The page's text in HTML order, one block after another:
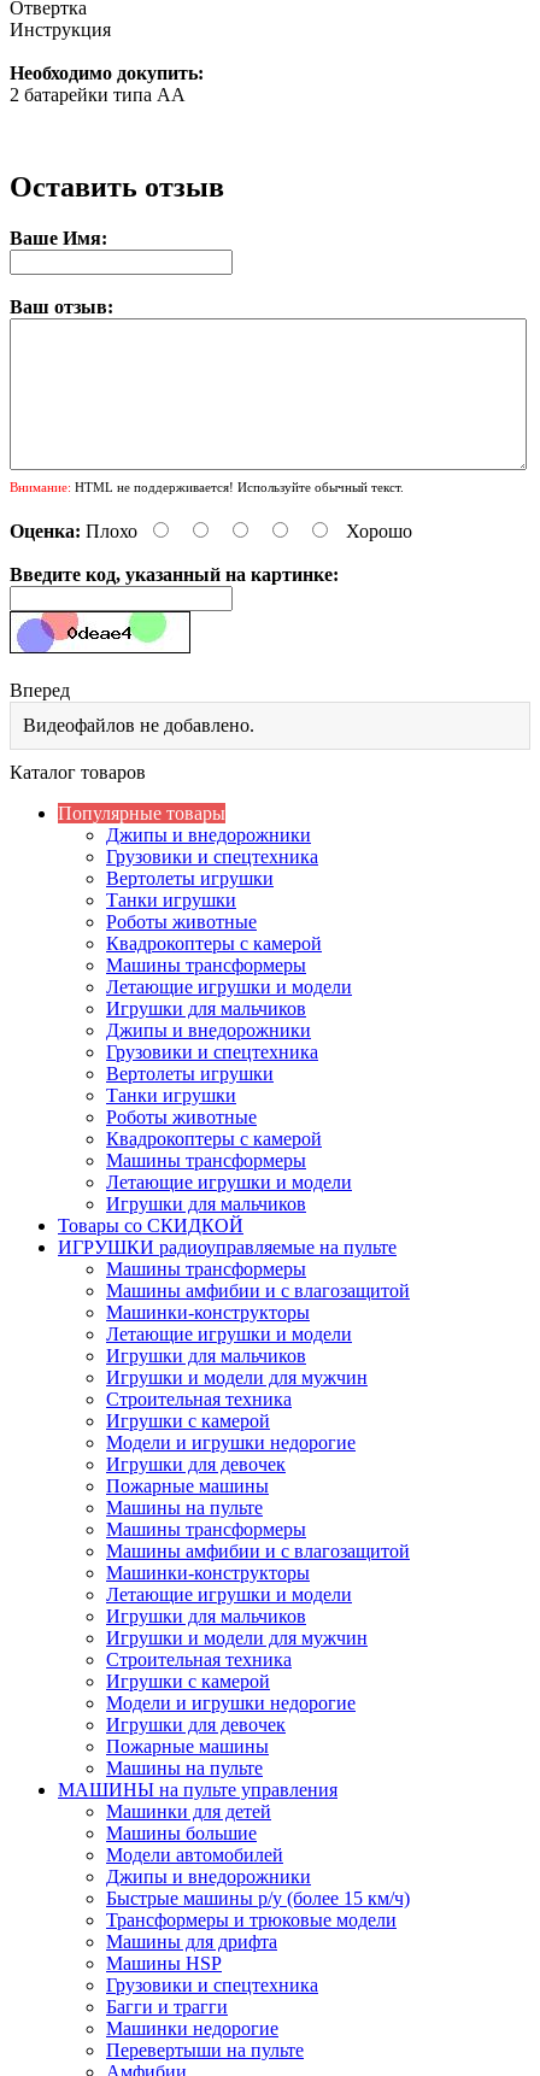
Отвертка
Инструкция
Необходимо докупить:
2 батарейки типа АА
Оставить отзыв
Ваше Имя:
Ваш отзыв:
Внимание: HTML не поддерживается! Используйте обычный текст.
Оценка: Плохо Хорошо
Введите код, указанный на картинке:
Вперед
Видеофайлов не добавлено.
Каталог товаров
Популярные товары
Джипы и внедорожники
Грузовики и спецтехника
Вертолеты игрушки
Танки игрушки
Роботы животные
Квадрокоптеры с камерой
Машины трансформеры
Летающие игрушки и модели
Игрушки для мальчиков
Джипы и внедорожники
Грузовики и спецтехника
Вертолеты игрушки
Танки игрушки
Роботы животные
Квадрокоптеры с камерой
Машины трансформеры
Летающие игрушки и модели
Игрушки для мальчиков
Товары со СКИДКОЙ
ИГРУШКИ радиоуправляемые на пульте
Машины трансформеры
Машины амфибии и с влагозащитой
Машинки-конструкторы
Летающие игрушки и модели
Игрушки для мальчиков
Игрушки и модели для мужчин
Строительная техника
Игрушки с камерой
Модели и игрушки недорогие
Игрушки для девочек
Пожарные машины
Машины на пульте
Машины трансформеры
Машины амфибии и с влагозащитой
Машинки-конструкторы
Летающие игрушки и модели
Игрушки для мальчиков
Игрушки и модели для мужчин
Строительная техника
Игрушки с камерой
Модели и игрушки недорогие
Игрушки для девочек
Пожарные машины
Машины на пульте
МАШИНЫ на пульте управления
Машинки для детей
Машины большие
Модели автомобилей
Джипы и внедорожники
Быстрые машины р/у (более 15 км/ч)
Трансформеры и трюковые модели
Машины для дрифта
Машины HSP
Грузовики и спецтехника
Багги и трагги
Машинки недорогие
Перевертыши на пульте
Амфибии